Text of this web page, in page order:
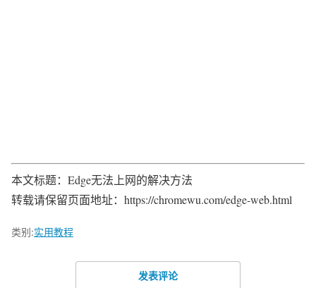
本文标题：Edge无法上网的解决方法
转载请保留页面地址：https://chromewu.com/edge-web.html
类别:实用教程
发表评论